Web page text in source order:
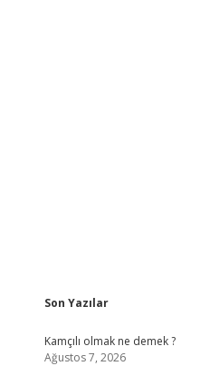
Sidebar
Son Yazılar
Kamçılı olmak ne demek ?
Ağustos 7, 2026